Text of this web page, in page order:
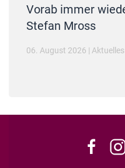
Vorab immer
Stefan Mross
06. August 2026 | Aktuelles